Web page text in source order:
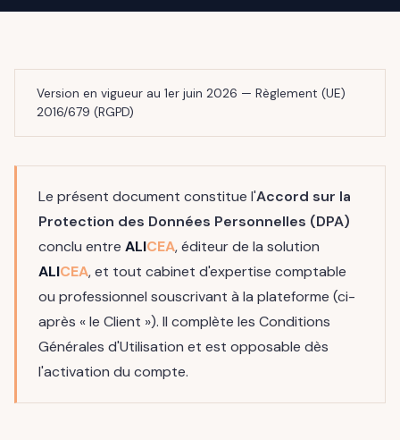
Version en vigueur au 1er juin 2026 — Règlement (UE)
2016/679 (RGPD)
Le présent document constitue l'Accord sur la
Protection des Données Personnelles (DPA)
conclu entre ALICEA, éditeur de la solution
ALICEA, et tout cabinet d'expertise comptable
ou professionnel souscrivant à la plateforme (ci-
après « le Client »). Il complète les Conditions
Générales d'Utilisation et est opposable dès
l'activation du compte.